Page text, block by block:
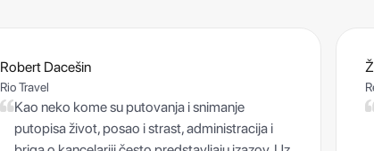
Robert Dacešin
Rio Travel
Kao neko kome su putovanja i snimanje
putopisa život, posao i strast, administracija i